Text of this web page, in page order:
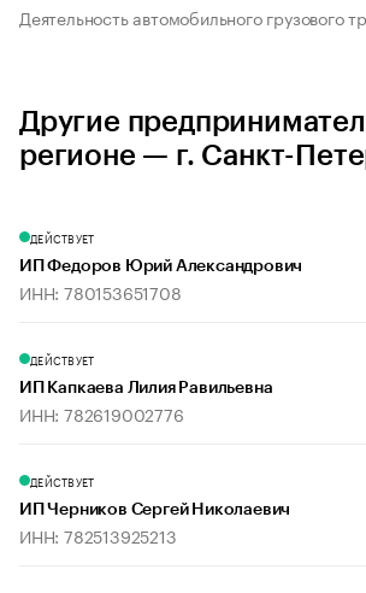
Деятельность автомобильного грузового
Другие
регионе — г. Санкт-
ДЕЙСТВУЕТ
ИП Федоров Юрий Александрович
ИНН: 780153651708
ДЕЙСТВУЕТ
ИП Капкаева Лилия Равильевна
ИНН: 782619002776
ДЕЙСТВУЕТ
ИП Черников Сергей Николаевич
ИНН: 782513925213